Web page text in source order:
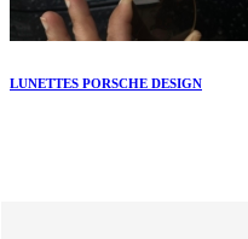
LUNETTES PORSCHE DESIGN